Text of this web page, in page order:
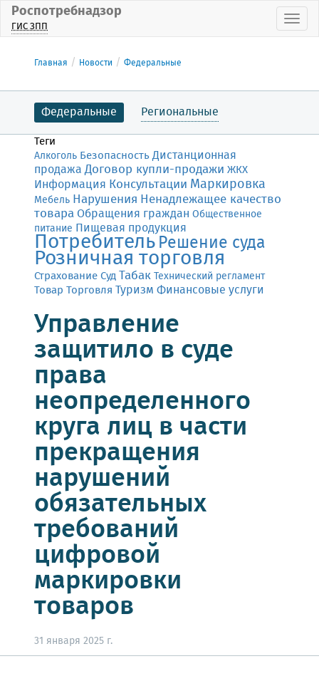
Роспотребнадзор
ГИС ЗПП
Главная Новости Федеральные
Федеральные Региональные
Теги
Алкоголь БезопасностьДистанционная
продажа Договор купли-продажи ЖКХ
Информация Консультации Маркировка
Мебель Нарушения Ненадлежащее качество
товара Обращения граждан Общественное
питание Пищевая продукция
ПотребительРешение суда
Розничная торговля
СтрахованиеСудТабакТехнический регламент
Товар Торговля Туризм Финансовые услуги
Управление
защитило в суде
права
неопределенного
круга лиц в части
прекращения
нарушений
обязательных
требований
цифровой
маркировки
товаров
31 января 2025 г.